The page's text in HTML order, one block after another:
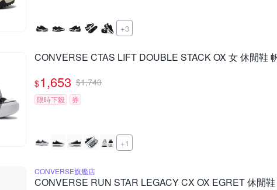
+3
CONVERSE CTAS LIFT DOUBLE STACK OX 女 休閒鞋
$1,653 $1,740
限時下殺 券
+1
CONVERSE旗艦店
CONVERSE RUN STAR LEGACY CX OX EGRET 休閒